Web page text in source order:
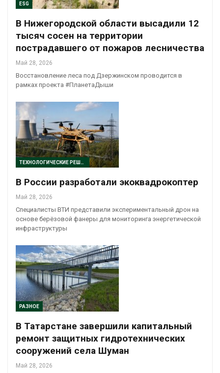
ESG
В Нижегородской области высадили 12
тысяч сосен на территории
пострадавшего от пожаров лесничества
Май 28, 2026
Восстановление леса под Дзержинском проводится в
рамках проекта #ПланетаДыши
ТЕХНОЛОГИЧЕСКИЕ РЕШЕНИЯ
В России разработали экоквадрокоптер
Май 28, 2026
Специалисты ВТИ представили экспериментальный дрон на
основе берёзовой фанеры для мониторинга энергетической
инфраструктуры
РАЗНОЕ
В Татарстане завершили капитальный
ремонт защитных гидротехнических
сооружений села Шуман
Май 28, 2026